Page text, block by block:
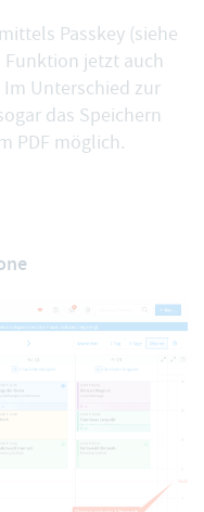
Passkey (siehe
Funktion jetzt auch
Unterschied zur
das Speichern
PDF möglich.